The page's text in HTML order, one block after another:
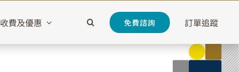
收費及優惠 免費諮詢 訂單追蹤